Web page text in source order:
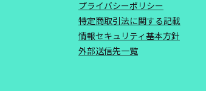
プライバシーポリシー
特定商取引法に関する記載
情報セキュリティ基本方針
外部送信先一覧